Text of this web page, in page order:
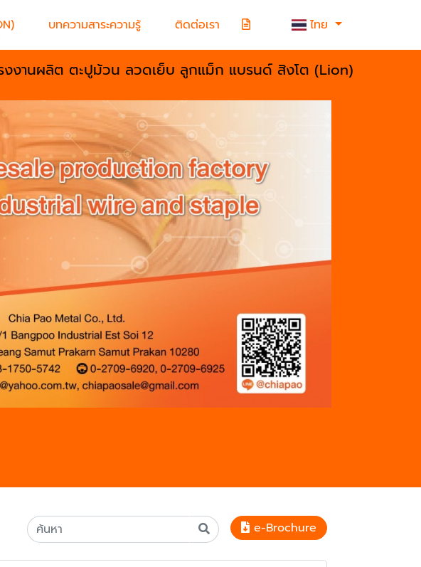
บทความสาระความรู้ ติดต่อเรา ไทย
งงานผลิต ตะปูม้วน ลวดเย็บ ลูกแม็ก แบรนด์ สิงโต (Lion)
e-Brochure